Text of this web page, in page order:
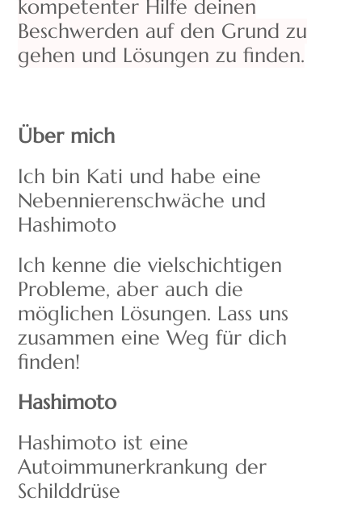
kompetenter Hilfe deinen
Beschwerden auf den Grund zu
gehen und Lösungen zu finden.
Über mich
Ich bin Kati und habe eine
Nebennierenschwäche und
Hashimoto
Ich kenne die vielschichtigen
Probleme, aber auch die
möglichen Lösungen. Lass uns
zusammen eine Weg für dich
finden!
Hashimoto
Hashimoto ist eine
Autoimmunerkrankung der
Schilddrüse